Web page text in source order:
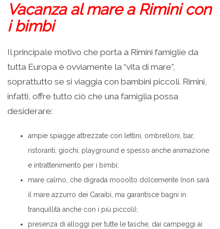
Vacanza al mare a Rimini con
i bimbi
Il principale motivo che porta a Rimini famiglie da
tutta Europa è ovviamente la “vita di mare”,
soprattutto se si viaggia con bambini piccoli. Rimini,
infatti, offre tutto ciò che una famiglia possa
desiderare:
ampie spiagge attrezzate con lettini, ombrelloni, bar,
ristoranti, giochi, playground e spesso anche animazione
e intrattenimento per i bimbi;
mare calmo, che digrada mooolto dolcemente (non sarà
il mare azzurro dei Caraibi, ma garantisce bagni in
tranquillità anche con i più piccoli);
presenza di alloggi per tutte le tasche, dai campeggi ai